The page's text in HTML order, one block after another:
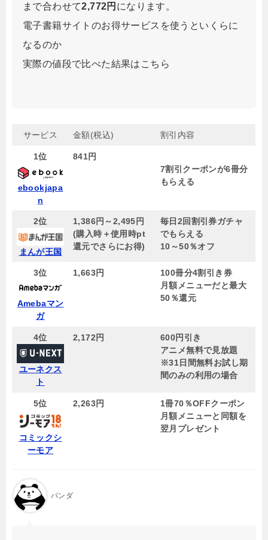
まで合わせて2,772円 になります。
電子書籍サイトのお得サービスを使うといくらに
なるのか
実際の値段で比べた結果はこちら
サービス 金額(税込) 割引内容
1位
ebookjapa
n
841円
7割引クーポンが6冊分
もらえる
2位
まんが王国
1,386円～2,495円
(購入時＋使用時pt
還元でさらにお得)
毎日2回割引券ガチャ
でもらえる
10～50％オフ
3位
Amebaマン
ガ
1,663円
100冊分4割引き券
月額メニューだと最大
50％還元
4位
ユーネクス
ト
2,172円
600円引き
アニメ無料で見放題
※31日間無料お試し期
間のみの利用の場合
5位
コミックシ
ーモア
2,263円
1冊70％OFFクーポン
月額メニューと同額を
翌月プレゼント
パンダ